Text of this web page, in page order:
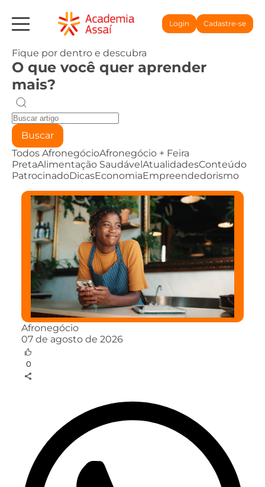
Login Cadastre-se
Fique por dentro e descubra
O que você quer aprender
mais?
Buscar
Todos AfronegócioAfronegócio + Feira
PretaAlimentação SaudávelAtualidadesConteúdo
PatrocinadoDicasEconomiaEmpreendedorismo
Afronegócio
07 de agosto de 2026
0